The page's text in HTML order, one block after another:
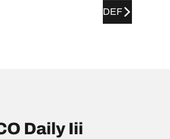
DEF
Daily Iii